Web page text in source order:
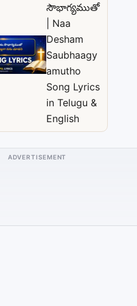
సౌభాగ్యముతో
| Naa
Desham
Saubhaagy
amutho
Song Lyrics
in Telugu &
English
ADVERTISEMENT